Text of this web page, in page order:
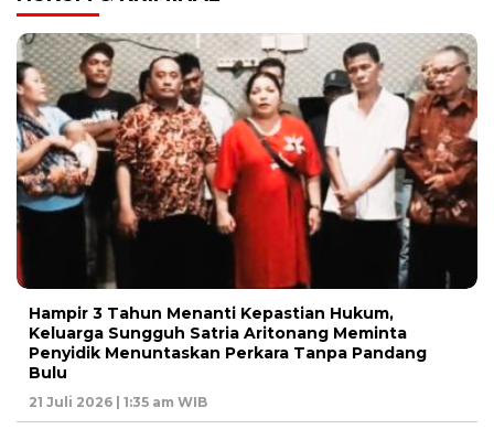
Hampir 3 Tahun Menanti Kepastian Hukum,
Keluarga Sungguh Satria Aritonang Meminta
Penyidik Menuntaskan Perkara Tanpa Pandang
Bulu
21 Juli 2026 | 1:35 am WIB